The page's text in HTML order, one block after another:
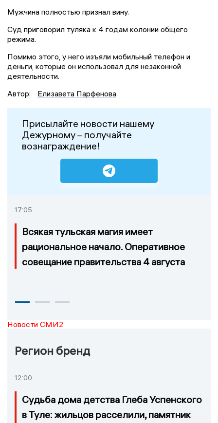
Мужчина полностью признал вину.
Суд приговорил туляка к 4 годам колонии общего
режима.
Помимо этого, у него изъяли мобильный телефон и
деньги, которые он использовал для незаконной
деятельности.
Автор:
Елизавета Парфенова
Присылайте новости нашему
Дежурному – получайте
вознаграждение!
17:05
Всякая тульская магия имеет
рациональное начало. Оперативное
совещание правительства 4 августа
Новости СМИ2
Регион бренд
12:00
Судьба дома детства Глеба Успенского
в Туле: жильцов расселили, памятник